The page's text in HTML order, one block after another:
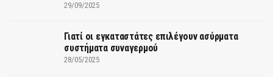
29/09/2025
Γιατί οι εγκαταστάτες επιλέγουν ασύρματα
συστήματα συναγερμού
28/05/2025